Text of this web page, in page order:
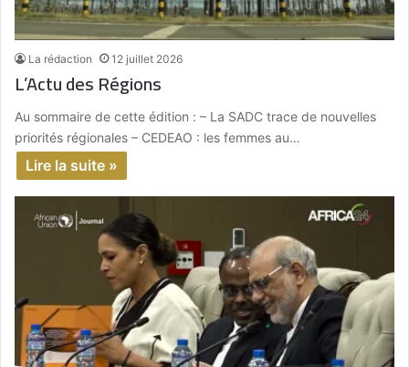
La rédaction 12 juillet 2026
L’Actu des Régions
Au sommaire de cette édition : – La SADC trace de nouvelles
priorités régionales – CEDEAO : les femmes au…
Lire la suite »